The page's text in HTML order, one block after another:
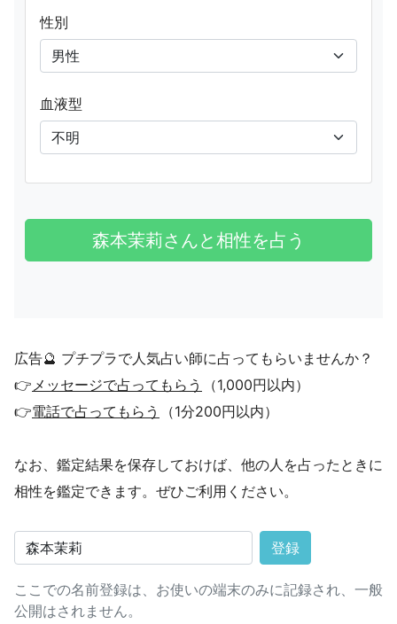
性別
血液型
広告🔮 プチプラで人気占い師に占ってもらいませんか？
👉メッセージで占ってもらう
（1,000円以内）
👉電話で占ってもらう （1分200円以内）
なお、鑑定結果を保存しておけば、他の人を占ったときに
相性を鑑定できます。ぜひご利用ください。
登録
ここでの名前登録は、お使いの端末のみに記録され、一般
公開はされません。